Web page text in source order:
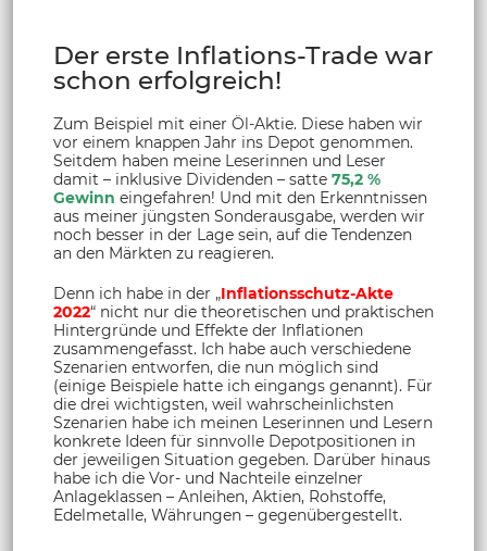
Der erste Inflations-Trade war
schon erfolgreich!
Zum Beispiel mit einer Öl-Aktie. Diese haben wir
vor einem knappen Jahr ins Depot genommen.
Seitdem haben meine Leserinnen und Leser
damit – inklusive Dividenden – satte 75,2 %
Gewinn eingefahren! Und mit den Erkenntnissen
aus meiner jüngsten Sonderausgabe, werden wir
noch besser in der Lage sein, auf die Tendenzen
an den Märkten zu reagieren.
Denn ich habe in der „Inflationsschutz-Akte
2022“ nicht nur die theoretischen und praktischen
Hintergründe und Effekte der Inflationen
zusammengefasst. Ich habe auch verschiedene
Szenarien entworfen, die nun möglich sind
(einige Beispiele hatte ich eingangs genannt). Für
die drei wichtigsten, weil wahrscheinlichsten
Szenarien habe ich meinen Leserinnen und Lesern
konkrete Ideen für sinnvolle Depotpositionen in
der jeweiligen Situation gegeben. Darüber hinaus
habe ich die Vor- und Nachteile einzelner
Anlageklassen – Anleihen, Aktien, Rohstoffe,
Edelmetalle, Währungen – gegenübergestellt.